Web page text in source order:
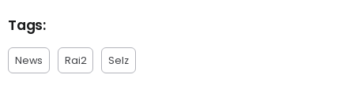
Tags:
News Rai2 Selz